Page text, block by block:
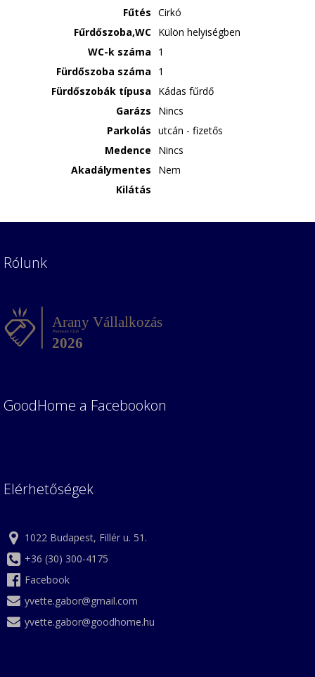
Fűtés Cirkó
Fűrdőszoba,WC
Külön helyiségben
WC-k száma
1
Fürdőszoba száma
1
Fürdőszobák típusa
Kádas fűrdő
Garázs
Nincs
Parkolás utcán - fizetős
Medence
Nincs
Akadálymentes
Nem
Kilátás
Rólunk
GoodHome a Facebookon
Elérhetőségek
1022 Budapest, Fillér u. 51.
+36 (30) 300-4175
Facebook
yvette.gabor@gmail.com
yvette.gabor@goodhome.hu